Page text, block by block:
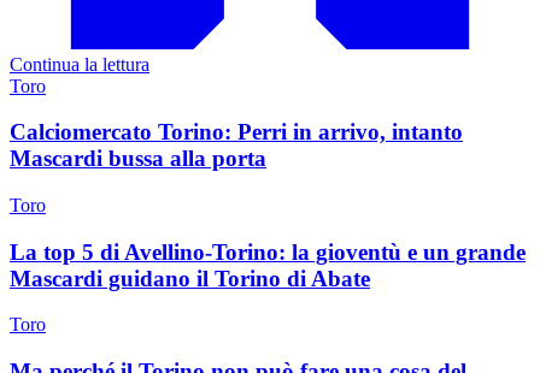
Continua la lettura
Toro
Calciomercato Torino: Perri in arrivo, intanto
Mascardi bussa alla porta
Toro
La top 5 di Avellino-Torino: la gioventù e un grande
Mascardi guidano il Torino di Abate
Toro